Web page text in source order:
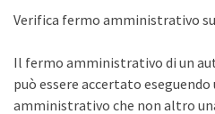
Verifica fermo amministrativo
Il fermo amministrativo di un
può essere accertato
amministrativo che non altro